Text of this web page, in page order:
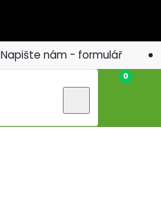
Napište nám - formulář
0